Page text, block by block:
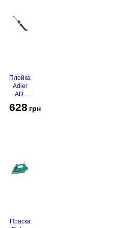
Плойка
Adler
AD-
628 грн
Праска